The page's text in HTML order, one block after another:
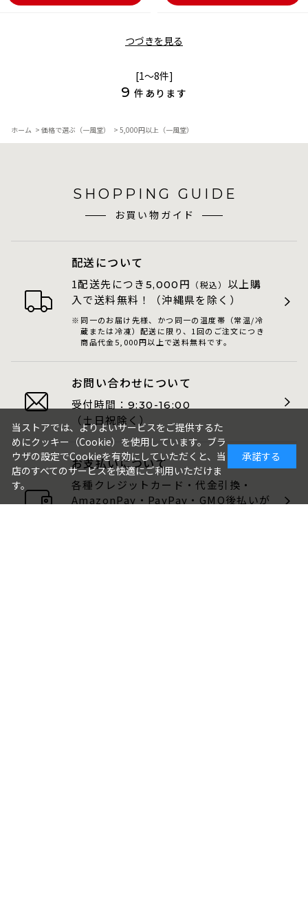
つづきを見る
[1～8件]
9 件あります
ホーム > 価格で選ぶ（一風堂） > 5,000円以上（一風堂）
SHOPPING GUIDE
お買い物ガイド
配送について
1配送先につき 5,000 円 （税込） 以上購
入で送料無料！（沖縄県を除く）
同一のお届け先様、かつ同一の温度帯（常温/冷
蔵または冷凍）配送に限り、1回のご注文につき
商品代金5,000円以上で送料無料です。
お問い合わせについて
受付時間： 9:30-16:00
（土日祝除く）
お支払いについて
各種クレジットカード・代金引換・
AmazonPay・PayPay・GMO後払いが
当ストアでは、よりよいサービスをご提供するた
めにクッキー（Cookie）を使用しています。ブラ
ウザの設定でCookieを有効にしていただくと、当
店のすべてのサービスを快適にご利用いただけま
す。
承諾する